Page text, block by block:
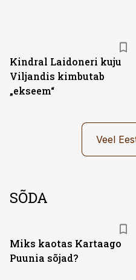
Kindral Laidoneri kuju
Viljandis kimbutab
„ekseem“
Veel
SÕDA
Miks kaotas Kartaago
Puunia sõjad?